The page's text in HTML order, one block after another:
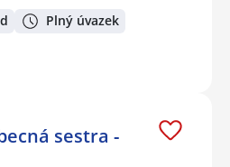
Plný úvazek
sestra -